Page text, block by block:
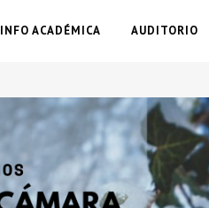
INFO ACADÉMICA AUDITORIO